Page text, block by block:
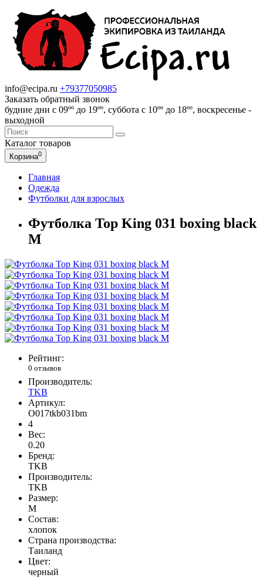
info@ecipa.ru +79377050985
Заказать обратный звонок
будние дни с 09ºº до 19ºº, суббота с 10ºº до 18ºº, воскресенье -
выходной
Каталог товаров
Корзина0
Главная
Одежда
Футболки для взрослых
Футболка Top King 031 boxing black
M
Рейтинг:
0 отзывов
Производитель:
TKB
Артикул:
O017tkb031bm
4
Вес:
0.20
Бренд:
TKB
Производитель:
TKB
Размер:
M
Состав:
хлопок
Страна производства:
Таиланд
Цвет:
черный